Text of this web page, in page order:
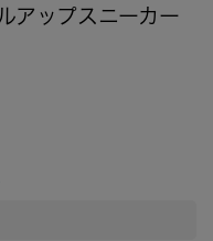
アップスニーカー